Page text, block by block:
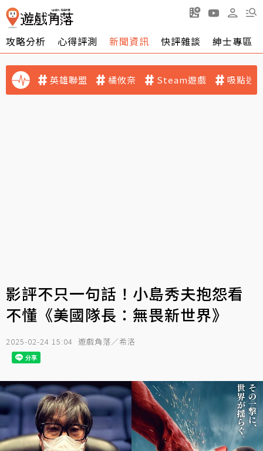
攻略分析 心得評測 新聞資訊 快評雜談 紳士專區
英雄聯盟 橘攸奈 Steam遊戲 吸點迷
影評不只一句話！小島秀夫抱怨看
不懂《美國隊長：無畏新世界》
2025-02-24 15:04 遊戲角落／希洛